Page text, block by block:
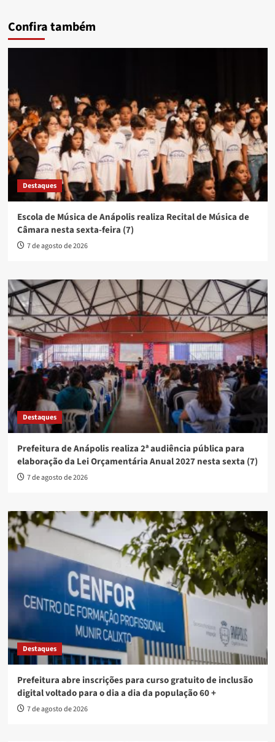
Confira também
Destaques
Escola de Música de Anápolis realiza Recital de Música de
Câmara nesta sexta-feira (7)
7 de agosto de 2026
Destaques
Prefeitura de Anápolis realiza 2ª audiência pública para
elaboração da Lei Orçamentária Anual 2027 nesta sexta (7)
7 de agosto de 2026
Destaques
Prefeitura abre inscrições para curso gratuito de inclusão
digital voltado para o dia a dia da população 60 +
7 de agosto de 2026